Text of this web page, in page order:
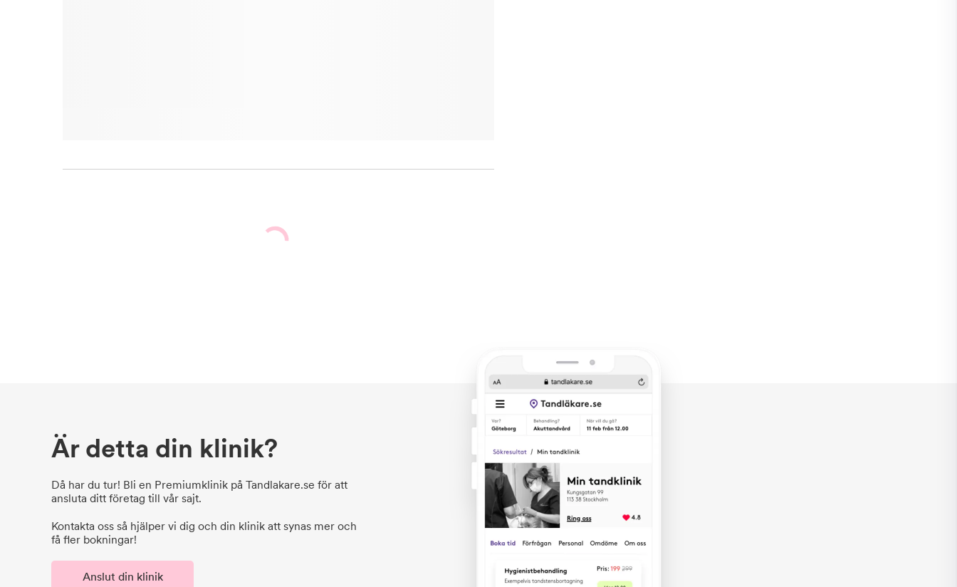
Är detta din klinik?
Då har du tur! Bli en Premiumklinik på Tandlakare.se för att
ansluta ditt företag till vår sajt.
Kontakta oss så hjälper vi dig och din klinik att synas mer och
få fler bokningar!
Anslut din klinik